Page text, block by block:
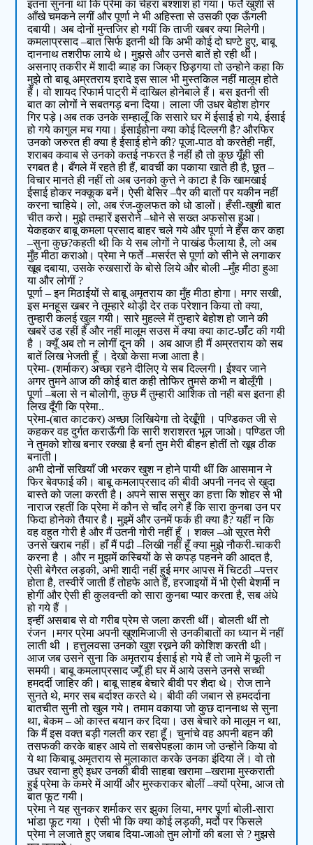
इतना सुनना था कि प्रेमा का चेहरा बश्शाश हो गया। फर्ते खुशी से
आँखे चमकने लगीं और पूर्णा ने भी अहिस्ता से उसकी एक ऊँगली
दबायी। अब दोनों मुन्तजिर हो गयीं कि ताजी खबर क्या मिलेगी।
कमलाप्रसाद –बात सिर्फ इतनी थी कि अभी कोई दो घण्टे हुए, बाबू
दाननाथ तशरीफ लाये थे। मुझसे और उनसे बातें हो रही थी।
असनाए तकरीर में शादी ब्याह का जिक्र छिड़गया तो उन्होने कहा कि
मुझे तो बाबू अम्रतराय इरादे इस साल भी मुस्तकिल नहीं मालूम होते
हैं। वो शायद रिफार्म पाट्री में दाखिल होनेबाले हैं। बस इतनी सी
बात का लोगों ने सबतगड़ बना दिया। लाला जी उधर बेहोश होगर
गिर पड़े।अब तक उनके सम्हालूँ कि ससारे घर में ईसाई हो गये, ईसाई
हो गये कागुल मच गया। ईसाईहोना क्या कोई दिल्लगी है? औरफिर
उनको जरुरत ही क्या है ईसाई होने की? पूजा-पाठ वो करतेही नहीं,
शराबव कवाब से उनको कतई नफरत है नहीं हौ तो कुछ यूँही सी
रगबत है। बँगले में रहते ही हैं, बावर्ची का पकाया खाते ही है, छूत –
विचार मानते ही नहीं तो अब उनको कुत्ते ने काटा है कि खामखाई
ईसाई होकर नक्कूक बनें। ऐसी बेसिर –पैर की बातों पर यकीन नहीं
करना चाहिये। लो, अब रंज-कुलफत को धो डालों। हँसी-खुशी बात
चीत करो। मुझे तम्हारें इसरोने –धोने से सख्त अफसोस हुआ।
येकहकर बाबू कमला प्रसाद बाहर चले गये और पूर्णा ने हँस कर कहा
–सुना कुछ?कहती थी कि ये सब लोगों ने पाखंड फैलाया है, लो अब
मुँह मीठा कराओ। प्रेमा ने फर्ते –मसर्रत से पूर्णा को सीने से लगाकर
खूब दबाया, उसके रुखसारों के बोसे लिये और बोली –मुँह मीठा हुआ
या और लोगीं ?
पूर्णा – इन मिठाईयों से बाबू अमृतराय का मुँह मीठा होगा। मगर सखी,
इस मनहूस खबर ने तूम्हारे थोड़ी देर तक परेशान किया तो क्या,
तुम्हारी कलई खुल गयी। सारे मुहल्ले में तुम्हारे बेहोश हो जाने की
खबरें उड रहीं हैं और नहीं मालूम सउस में क्या क्या काट-छॉँट की गयी
है । क्यूँ अब तो न लोगीं दून की । अब आज ही मैं अम्रतराय को सब
बातें लिख भेजती हूँ । देखो केसा मजा आता है।
प्रेमा- (शर्माकर) अच्छा रहने दीलिए ये सब दिल्लगी। ईश्वर जाने
अगर तुमने आज की कोई बात कही तोफिर तुमसे कभी न बोलूँगी ।
पूर्णा –बला से न बोलोगी, कुछ मैं तुम्हारी आशिक तो नही बस इतना ही
लिख दूँगी कि प्रेमा..
प्रेमा-(बात काटकर) अच्छा लिखियेगा तो देखूँगी । पण्डिकत जी से
कहकर वह दुर्गत कराऊँगी कि सारी शराशरत भूल जाओ। पण्डित जी
ने तुमको शोख बनार रक्खा है बर्ना तुम मेरी बीहन होतीं तो खूब ठीक
बनाती।
अभी दोनों सखियाँ जी भरकर खुश न होने पायी थीं कि आसमान ने
फिर बेवफाई की। बाबू कमलाप्रसाद की बीवी अपनी ननद से खुदा
बास्ते को जला करती है। अपने सास ससुर का हत्ता कि शोहर से भी
नाराज रहतीं कि प्रेमा में कौन से चाँद लगे हैं कि सारा कुनबा उन पर
फिदा होनेको तैयार है। मुझ्में और उनमें फर्क ही क्या है? यहीं न कि
वह वहुत गोरी है और मैं उतनी गोरी नहीं हूँ । शक्ल –ओ सूरत मेरी
उनसे खराब नहीं। हाँ मैं पढी –लिखी नहीं हूँ क्या मुझे नौकरी-चाकरी
करना है । और न मुझमें कस्बियों के से कपड़ पहनने की आदत है,
ऐसी बेगैरत लड़की, अभी शादी नहीं हुई मगर आपस में चिटठी –पत्तर
होता है, तस्वीरें जाती हैं तोहफे आते हैं, हरजाइयों में भी ऐसी बेशर्मी न
होगीं और ऐसी ही कुलवन्ती को सारा कुनबा प्यार करता है, सब अंधे
हो गये हैं ।
इन्हीं असबाब से वो गरीब प्रेम से जला करती थीं। बोलती थीं तो
रंजन ।मगर प्रेमा अपनी खुशमिजाजी से उनकीबातों का ध्यान में नहीं
लाती थी । हत्तुलवसा उनको खुश रख्नने की कोशिश करती थी।
आज जब उसने सुना कि अमृतराय ईसाई हो गये हैं तो जामे में फूली न
समयी। बाबू कमलाप्रसाद ज्यूँ ही घर में आये उसने उनसे सच्ची
हमदर्दी जाहिर की। बाबू साहब बेचारे बीवी पर शैदा थे। रोज ताने
सुनते थे, मगर सब बर्दाश्त करते थे। बीवी की जबान से हमदर्दाना
बातचीत सुनी तो खुल गये। तमाम वकाया जो कुछ दाननाथ से सुना
था, बेकम – ओ कास्त बयान कर दिया। उस बेचारे को मालूम न था,
कि मैं इस वक्त बड़ी गलती कर रहा हूँ। चुनांचे वह अपनी बहन की
तसफकी करके बाहर आये तो सबसेपहला काम जो उन्होंने किया वो
ये था किबाबू अमृतराय से मुलाकात करके उनका इंदिया लें। वो तो
उधर रवाना हुऐ इधर उनकी बीवी साहबा खरामा –खरामा मुस्कराती
हुई प्रेमा के कमरे में आयीं और मुस्कराकर बोलीं –क्यों प्रेमा, आज तो
बात फूट गयी।
प्रेमा ने यह सुनकर शर्माकर सर झुका लिया, मगर पूर्णा बोली-सारा
भांडा फूट गया । ऐसी भी कि क्या कोई लड़की, मर्दो पर फिसले
प्रेमा ने लजाते हुए जबाब दिया-जाओ तुम लोगों की बला से ? मुझसे